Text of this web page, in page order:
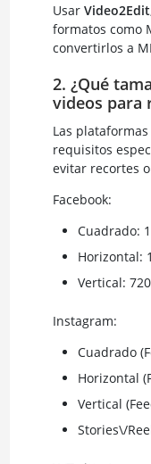
Usar Video2Edit
formatos como
convertirlos a
2. ¿Qué
videos para
Las
requisitos
evitar recortes
Facebook:
Cuadrado:
Horizontal:
Vertical:
Instagram:
Cuadrado
Horizontal
Vertical
Stories\/